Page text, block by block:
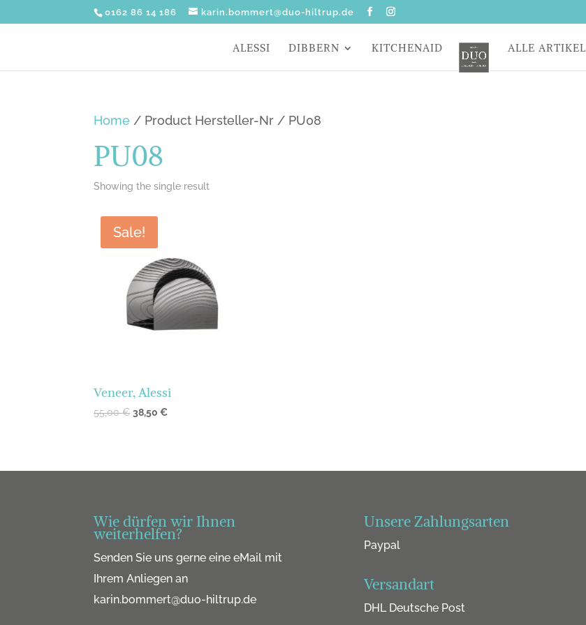
0162 86 14 186 karin.bommert@duo-hiltrup.de
ALESSI DIBBERN KITCHENAID ALLE ARTIKEL
Home / Product Hersteller-Nr / PU08
PU08
Showing the single result
Sale!
Veneer, Alessi
55,00€ 38,50€
Wie dürfen wir Ihnen
weiterhelfen?
Senden Sie uns gerne eine eMail mit
Ihrem Anliegen an
karin.bommert@duo-hiltrup.de
Unsere Zahlungsarten
Paypal
Versandart
DHL Deutsche Post